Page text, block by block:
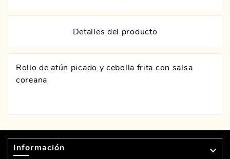
Detalles del producto
Rollo de atún picado y cebolla frita con salsa
coreana
Información 